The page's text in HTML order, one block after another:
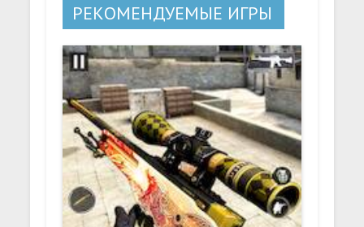
РЕКОМЕНДУЕМЫЕ ИГРЫ